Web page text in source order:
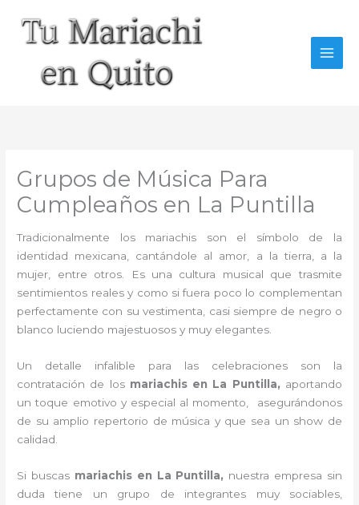
contenido
Grupos de Música Para
Cumpleaños en La Puntilla
Tradicionalmente los mariachis son el símbolo de la
identidad mexicana, cantándole al amor, a la tierra, a la
mujer, entre otros. Es una cultura musical que trasmite
sentimientos reales y como si fuera poco lo complementan
perfectamente con su vestimenta, casi siempre de negro o
blanco luciendo majestuosos y muy elegantes.
Un detalle infalible para las celebraciones son la
contratación de losmariachis en La Puntilla, aportando
un toque emotivo y especial al momento, asegurándonos
de su amplio repertorio de música y que sea un show de
calidad.
Si buscas mariachis en La Puntilla, nuestra empresa sin
duda tiene un grupo de integrantes muy sociables,